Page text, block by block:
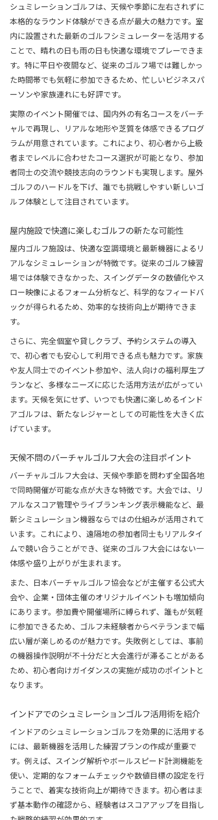
世界
シュミレーションゴルフイベントの魅力的
な参加方法
バーチャルゴルフ大会で広がる交流の楽し
み方
世界規模のバーチャルゴルフトーナメント
シュミレーションゴルフ協会が推進する体
験の拡大
イベント参加で体感するバーチャルゴルフ
の奥深さ
ゴルフ技術向上を叶える屋内練習の新提案
シュミレーションゴルフで効率練習を実現
屋内練習で精度が高まるバーチャルゴルフ
の活用法
最新機材によるスイング分析と技術向上の
ポイント
インドアゴルフ大会で実力を試すステップ
アップ術
夫
インドアで気軽に楽しめるシュミレーションゴ
ルフ体験
気軽に始めるシュミレーションゴルフの楽
しみ方
インドアならではのゴルフイベント参加の
魅力
体験
初心者でも安心なシュミレーションゴルフ
施設紹介
イベント開催で拡がるインドアゴルフの魅
力
最新機器を活かしたバーチャルゴルフ大会の楽
しみ方
活用事例
最新バーチャルゴルフ大会の特徴と体験ポ
イント
大会参加で学べる最新機器の操作と攻略法
オンライン連動型バーチャルゴルフの楽し
さを紹介
イベント開催なら家族や友人との交流も実現
シュミレーションゴルフで家族イベントを
満喫する方法
イベント参加で深まる友人とのゴルフ交流
体験
バーチャル大会を通じた世代を超えたコミ
ュニケーション
シュミレーションゴルフは、天候や季節に左右されずに
本格的なラウンド体験ができる点が最大の魅力です。室
内に設置された最新のゴルフシミュレーターを活用する
ことで、晴れの日も雨の日も快適な環境でプレーできま
す。特に平日や夜間など、従来のゴルフ場では難しかっ
た時間帯でも気軽に参加できるため、忙しいビジネスパ
ーソンや家族連れにも好評です。
実際のイベント開催では、国内外の有名コースをバーチ
ャルで再現し、リアルな地形や芝質を体感できるプログ
ラムが用意されています。これにより、初心者から上級
者までレベルに合わせたコース選択が可能となり、参加
者同士の交流や競技志向のラウンドも実現します。屋外
ゴルフのハードルを下げ、誰でも挑戦しやすい新しいゴ
ルフ体験として注目されています。
屋内施設で快適に楽しむゴルフの新たな可能性
屋内ゴルフ施設は、快適な空調環境と最新機器によるリ
アルなシミュレーションが特徴です。従来のゴルフ練習
場では体験できなかった、スイングデータの数値化やス
ロー映像によるフォーム分析など、科学的なフィードバ
ックが得られるため、効率的な技術向上が期待できま
す。
さらに、完全個室や貸しクラブ、予約システムの導入
で、初心者でも安心して利用できる点も魅力です。家族
や友人同士でのイベント参加や、法人向けの福利厚生プ
ランなど、多様なニーズに応じた活用方法が広がってい
ます。天候を気にせず、いつでも快適に楽しめるインド
アゴルフは、新たなレジャーとしての可能性を大きく広
げています。
天候不問のバーチャルゴルフ大会の注目ポイント
バーチャルゴルフ大会は、天候や季節を問わず全国各地
で同時開催が可能な点が大きな特徴です。大会では、リ
アルなスコア管理やライブランキング表示機能など、最
新シミュレーション機器ならではの仕組みが活用されて
います。これにより、遠隔地の参加者同士もリアルタイ
ムで競い合うことができ、従来のゴルフ大会にはない一
体感や盛り上がりが生まれます。
また、日本バーチャルゴルフ協会などが主催する公式大
会や、企業・団体主催のオリジナルイベントも増加傾向
にあります。参加費や開催場所に縛られず、誰もが気軽
に参加できるため、ゴルフ未経験者からベテランまで幅
広い層が楽しめるのが魅力です。失敗例としては、事前
の機器操作説明が不十分だと大会進行が滞ることがある
ため、初心者向けガイダンスの実施が成功のポイントと
なります。
インドアでのシュミレーションゴルフ活用術を紹介
インドアのシュミレーションゴルフを効果的に活用する
には、最新機器を活用した練習プランの作成が重要で
す。例えば、スイング解析やボールスピード計測機能を
使い、定期的なフォームチェックや数値目標の設定を行
うことで、着実な技術向上が期待できます。初心者はま
ず基本動作の確認から、経験者はスコアアップを目指し